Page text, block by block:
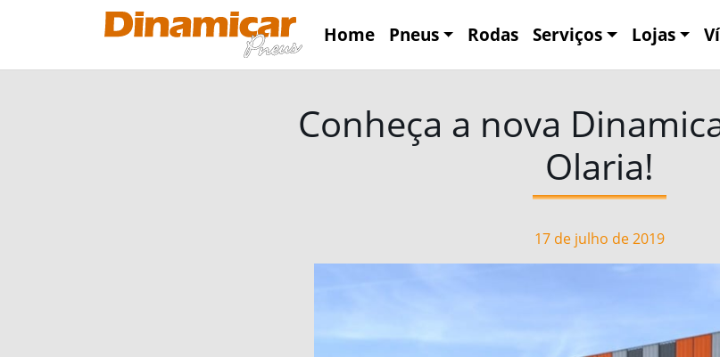
Home Pneus Rodas Serviços Lojas
Conheça a nova
Olaria!
17 de julho de 2019